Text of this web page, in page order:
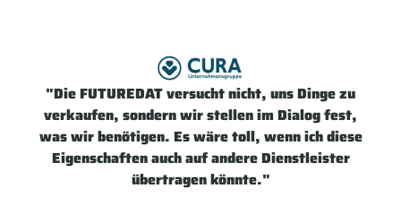
"Die FUTUREDAT versucht nicht, uns Dinge zu
verkaufen, sondern wir stellen im Dialog fest,
was wir benötigen. Es wäre toll, wenn ich diese
Eigenschaften auch auf andere Dienstleister
übertragen könnte."